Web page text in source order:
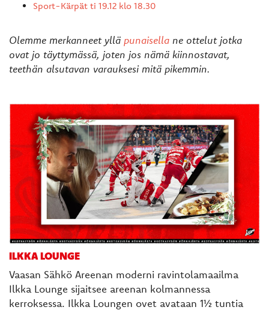
Sport-Kärpät ti 19.12 klo 18.30
Olemme merkanneet yllä punaisella ne ottelut jotka
ovat jo täyttymässä, joten jos nämä kiinnostavat,
teethän alsutavan varauksesi mitä pikemmin.
ILKKA LOUNGE
Vaasan Sähkö Areenan moderni ravintolamaailma
Ilkka Lounge sijaitsee areenan kolmannessa
kerroksessa. Ilkka Loungen ovet avataan 1½ tuntia